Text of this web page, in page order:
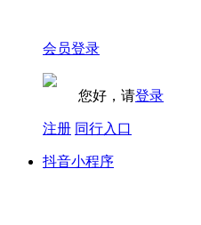
会员登录
您好，请登录
注册 同行入口
抖音小程序